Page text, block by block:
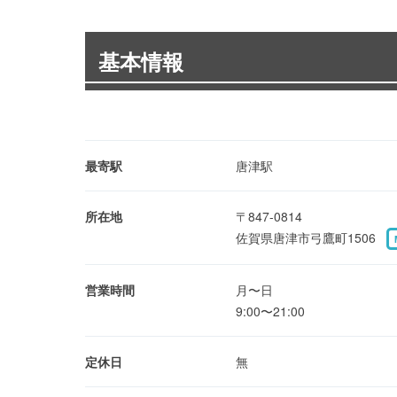
基本情報
最寄駅 唐津駅
所在地
〒847-0814
佐賀県唐津市弓鷹町1506
営業時間
月〜日
9:00〜21:00
定休日 無